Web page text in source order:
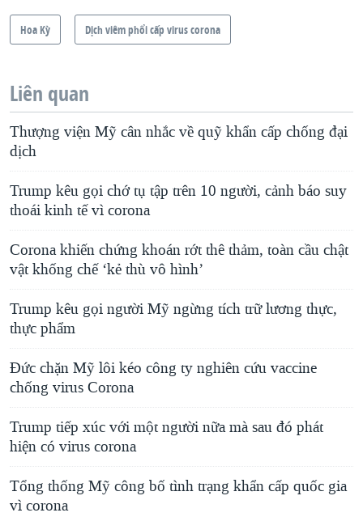
Hoa Kỳ Dịch viêm phổi cấp virus corona
Liên quan
Thượng viện Mỹ cân nhắc về quỹ khẩn cấp chống đại
dịch
Trump kêu gọi chớ tụ tập trên 10 người, cảnh báo suy
thoái kinh tế vì corona
Corona khiến chứng khoán rớt thê thảm, toàn cầu chật
vật khống chế ‘kẻ thù vô hình’
Trump kêu gọi người Mỹ ngừng tích trữ lương thực,
thực phẩm
Đức chặn Mỹ lôi kéo công ty nghiên cứu vaccine
chống virus Corona
Trump tiếp xúc với một người nữa mà sau đó phát
hiện có virus corona
Tổng thống Mỹ công bố tình trạng khẩn cấp quốc gia
vì corona